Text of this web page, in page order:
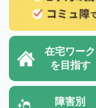
在宅ワーク
を目指す
障害別